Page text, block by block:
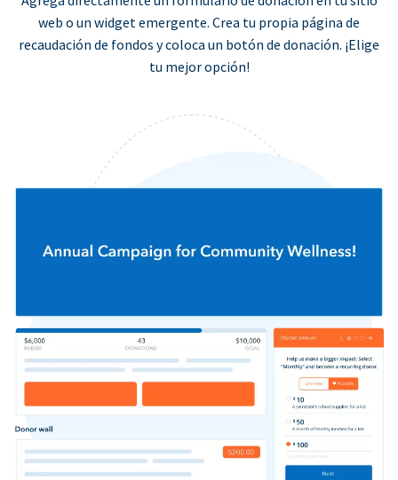
web o un widget emergente. Crea tu propia página de
recaudación de fondos y coloca un botón de donación. ¡Elige
tu mejor opción!